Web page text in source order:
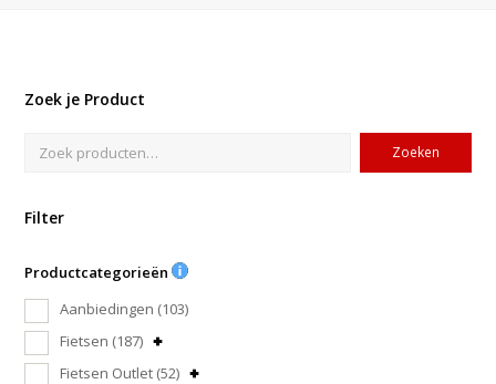
Zoek je Product
Zoeken
Filter
Productcategorieën
Aanbiedingen (103)
Fietsen (187)
Fietsen Outlet (52)